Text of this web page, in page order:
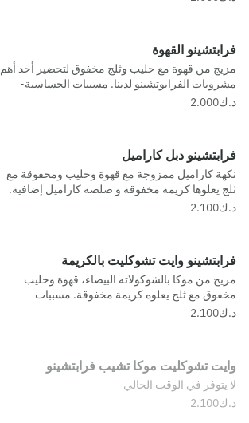
فرابتشينو القهوة
مزيج من قهوة مع حليب وثلج مخفوق لتحضير أحد أهم
مشروبات الفرابوتشينو لدينا. مسببات الحساسية-
حليب, كبريتيت
فرابتشينو دبل كاراميل
نكهة كاراميل ممزوجة مع قهوة وحليب ومخفوقة مع
ثلج يعلوها كريمة مخفوقة و صلصة كاراميل إضافية.
مسببات الحساسية- حليب, كبريتيت
فرابتشينو وايت تشوكليت بالكريمة
مزيج من موكا بالشوكولاته البيضاء، قهوة وحليب
مخفوق مع ثلج يعلوه كريمة مخفوقة. مسببات
الحساسية- حليب, كبريتيت
وايت تشوكليت موكا تشيب فرابتشينو
لا يتوفر في الوقت الحالي